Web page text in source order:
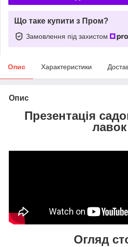
Що таке купити з Пром?
Замовлення під захистом
Опис Характеристики
Опис
Презентація
лавок
Огляд